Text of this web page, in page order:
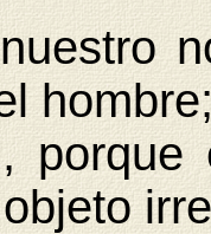
porque